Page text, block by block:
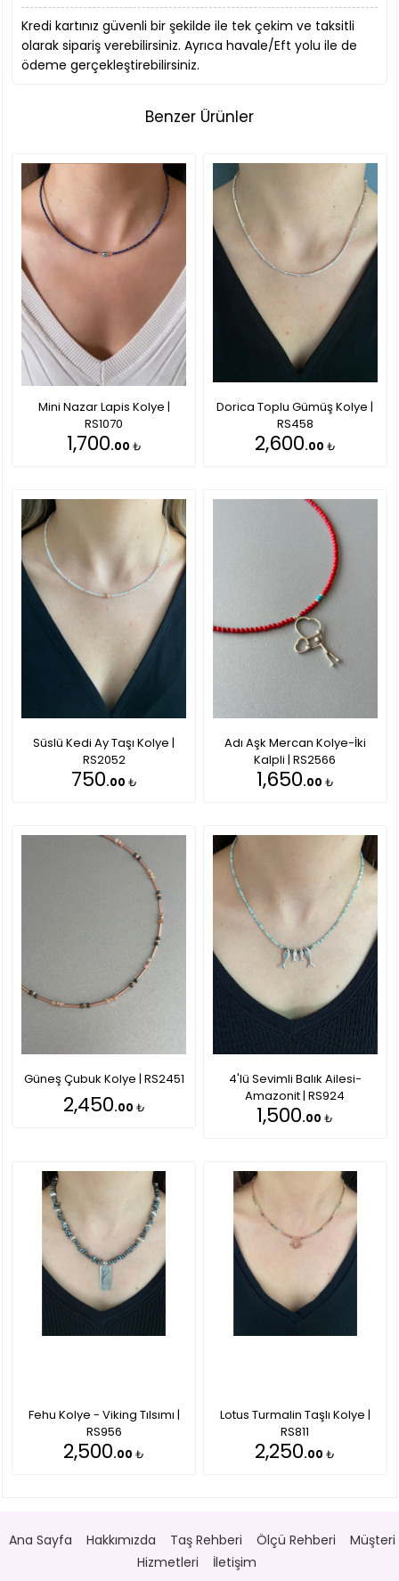
Kredi kartınız güvenli bir şekilde ile tek çekim ve taksitli
olarak sipariş verebilirsiniz. Ayrıca havale/Eft yolu ile de
ödeme gerçekleştirebilirsiniz.
Benzer Ürünler
Mini Nazar Lapis Kolye |
RS1070
1,700.00 ₺
Dorica Toplu Gümüş Kolye |
RS458
2,600.00 ₺
Süslü Kedi Ay Taşı Kolye |
RS2052
750.00 ₺
Adı Aşk Mercan Kolye-İki
Kalpli | RS2566
1,650.00 ₺
Güneş Çubuk Kolye | RS2451
2,450.00 ₺
4'lü Sevimli Balık Ailesi-
Amazonit | RS924
1,500.00 ₺
Fehu Kolye - Viking Tılsımı |
RS956
2,500.00 ₺
Lotus Turmalin Taşlı Kolye |
RS811
2,250.00 ₺
Ana Sayfa Hakkımızda Taş Rehberi Ölçü Rehberi
Müşteri
Hizmetleri
İletişim